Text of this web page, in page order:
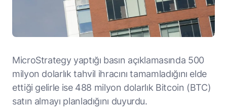
MicroStrategy yaptığı basın açıklamasında 500
milyon dolarlık tahvil ihracını tamamladığını elde
ettiği gelirle ise 488 milyon dolarlık Bitcoin (BTC)
satın almayı planladığını duyurdu.